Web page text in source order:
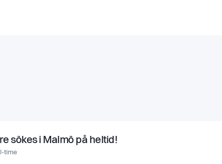
sökes i Malmö på heltid!
time